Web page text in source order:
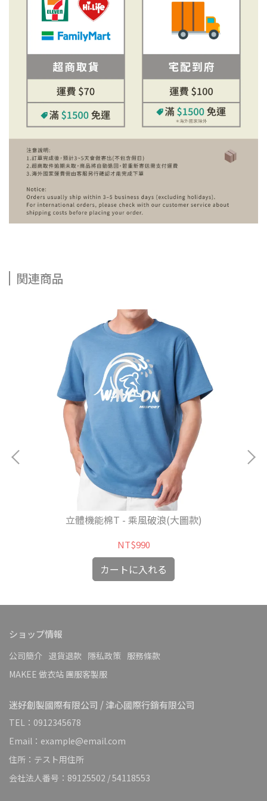
関連商品
立體機能棉T - 乘風破浪(大圖款)
NT$990
カートに入れる
ショップ情報
公司簡介 退貨退款 隱私政策 服務條款
MAKEE 做衣站 團服客製服
迷好創製國際有限公司 / 津心國際行銷有限公司
TEL：0912345678
Email：example@email.com
住所：テスト用住所
会社法人番号：89125502 / 54118553